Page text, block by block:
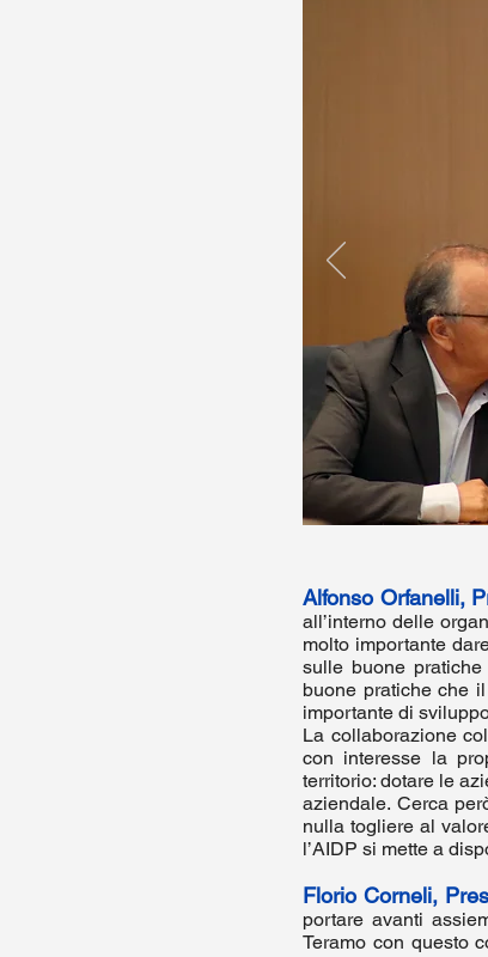
Alfonso Orfanelli,
all’interno delle
molto importante
sulle buone
buone pratiche che
importante di
La collaborazione
con interesse la
territorio: dotare le
aziendale. Cerca
nulla togliere al
l’AIDP si mette a
Florio Corneli,
portare avanti
Teramo con questo